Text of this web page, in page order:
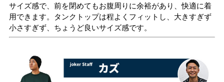
サイズ感で、前を閉めてもお腹周りに余裕があり、快適に着
用できます。タンクトップは程よくフィットし、大きすぎず
小さすぎず、ちょうど良いサイズ感です。